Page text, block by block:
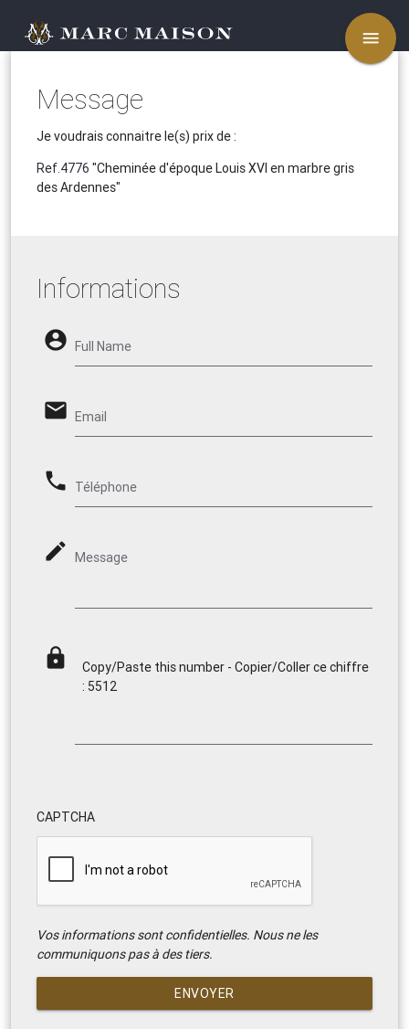
menu
Message
Je voudrais connaitre le(s) prix de :
Ref.4776 "Cheminée d'époque Louis XVI en marbre gris
des Ardennes"
Informations
account_circle Full Name
email Email
phone Téléphone
mode_edit Message
lock
Copy/Paste this number - Copier/Coller ce chiffre
: 5512
CAPTCHA
Vos informations sont confidentielles. Nous ne les
communiquons pas à des tiers.
ENVOYER